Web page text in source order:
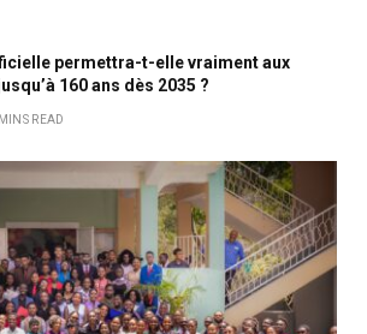
permettra-t-elle vraiment aux
160 ans dès 2035 ?
READ